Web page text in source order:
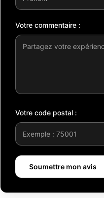
Votre commentaire :
Votre code postal :
Soumettre mon avis